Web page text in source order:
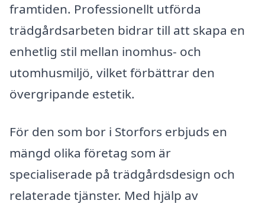
framtiden. Professionellt utförda
trädgårdsarbeten bidrar till att skapa en
enhetlig stil mellan inomhus- och
utomhusmiljö, vilket förbättrar den
övergripande estetik.
För den som bor i Storfors erbjuds en
mängd olika företag som är
specialiserade på trädgårdsdesign och
relaterade tjänster. Med hjälp av